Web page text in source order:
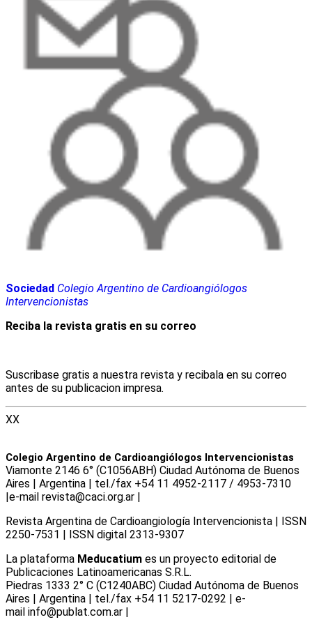
Sociedad Colegio Argentino de Cardioangiólogos
Intervencionistas
Reciba la revista gratis en su correo
Suscribase gratis a nuestra revista y recibala en su correo
antes de su publicacion impresa.
XX
Colegio Argentino de Cardioangiólogos Intervencionistas
Viamonte 2146 6° (C1056ABH) Ciudad Autónoma de Buenos
Aires | Argentina | tel./fax +54 11 4952-2117 / 4953-7310
|e-mail revista@caci.org.ar |
Revista Argentina de Cardioangiologí­a Intervencionista | ISSN
2250-7531 | ISSN digital 2313-9307
La plataforma Meducatium es un proyecto editorial de
Publicaciones Latinoamericanas S.R.L.
Piedras 1333 2° C (C1240ABC) Ciudad Autónoma de Buenos
Aires | Argentina | tel./fax +54 11 5217-0292 | e-
mail info@publat.com.ar |